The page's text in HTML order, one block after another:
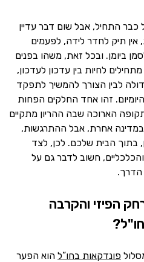
התחיל, אבל שום דבר עדיין
אין תיק לחדר לידה, לפעמים
ביומן. ובכל זאת, משהו בפנים
לחיות בין עדכון לעדכון,
לבין הצורך להמשיך לתפקד
זהו אחד החלקים הפחות
הארוכה שבה ההריון מתקיים
אחרת, אבל ההתרגשות,
בתוך הבית שלכם. לכן, לצד
חשוב לדבר גם על
הדרך.
הפיזי והקרבה
פונדקאות בחו”ל הוא הפער